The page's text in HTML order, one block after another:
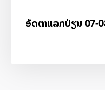
ອັດ​ຕາ​ແລກ​ປ່ຽນ 07-